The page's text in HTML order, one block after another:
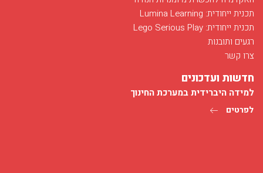
תכנית ייחודית: Lumina Learning
תכנית ייחודית: Lego Serious Play
רגעים ותובנות
צרו קשר
חדשות ועדכונים
חודש מאי בסימן רפואה
03/12/2017
חודש מאי בפלג מוקדש לפרויקט הנחיה של מועמדים ללימודי רפואה...
למידה היברידית במערכת החינוך
לפרטים